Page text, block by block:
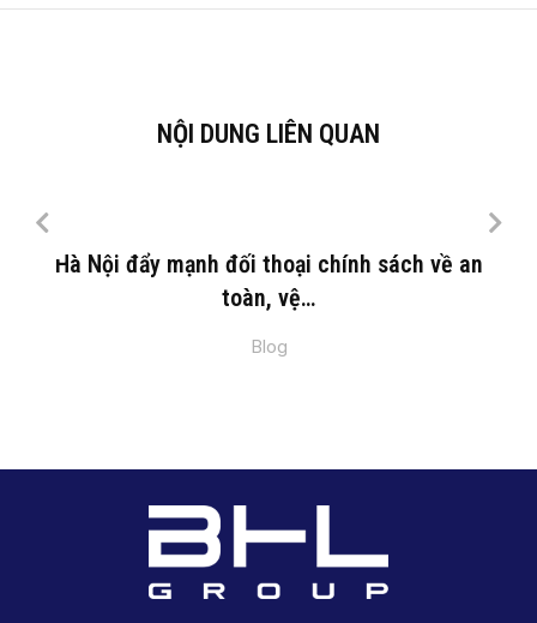
NỘI DUNG LIÊN QUAN
Hà Nội đẩy mạnh đối thoại chính sách về an
toàn, vệ…
Blog